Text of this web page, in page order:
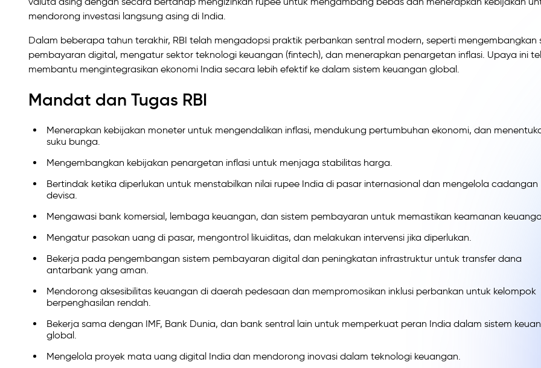
mendorong investasi langsung asing di India.
Dalam beberapa tahun terakhir, RBI telah mengadopsi praktik perbankan sentral modern, seperti mengembangkan
pembayaran digital, mengatur sektor teknologi keuangan (fintech), dan menerapkan penargetan inflasi. Upaya ini
membantu mengintegrasikan ekonomi India secara lebih efektif ke dalam sistem keuangan global.
Mandat dan Tugas RBI
Menerapkan kebijakan moneter untuk mengendalikan inflasi, mendukung pertumbuhan ekonomi, dan
suku bunga.
Mengembangkan kebijakan penargetan inflasi untuk menjaga stabilitas harga.
Bertindak ketika diperlukan untuk menstabilkan nilai rupee India di pasar internasional dan mengelola cadangan
devisa.
Mengawasi bank komersial, lembaga keuangan, dan sistem pembayaran untuk memastikan keamanan
Mengatur pasokan uang di pasar, mengontrol likuiditas, dan melakukan intervensi jika diperlukan.
Bekerja pada pengembangan sistem pembayaran digital dan peningkatan infrastruktur untuk transfer dana
antarbank yang aman.
Mendorong aksesibilitas keuangan di daerah pedesaan dan mempromosikan inklusi perbankan untuk kelompok
berpenghasilan rendah.
Bekerja sama dengan IMF, Bank Dunia, dan bank sentral lain untuk memperkuat peran India dalam sistem
global.
Mengelola proyek mata uang digital India dan mendorong inovasi dalam teknologi keuangan.